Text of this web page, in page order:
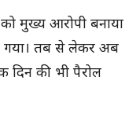
को मुख्य आरोपी बनाया
गया। तब से लेकर अब
दिन की भी पैरोल